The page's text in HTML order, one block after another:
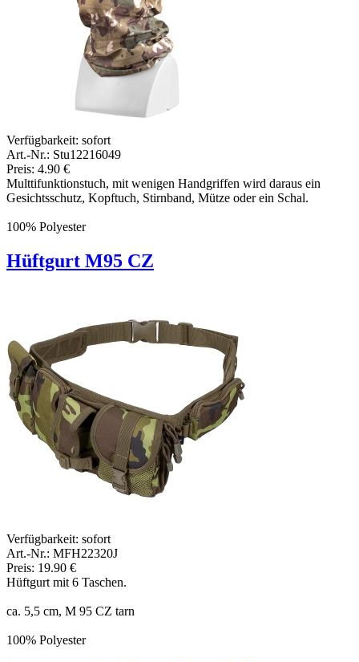
Verfügbarkeit: sofort
Art.-Nr.: Stu12216049
Preis: 4.90 €
Multtifunktionstuch, mit wenigen Handgriffen wird daraus ein
Gesichtsschutz, Kopftuch, Stirnband, Mütze oder ein Schal.
100% Polyester
Hüftgurt M95 CZ
Verfügbarkeit: sofort
Art.-Nr.: MFH22320J
Preis: 19.90 €
Hüftgurt mit 6 Taschen.
ca. 5,5 cm, M 95 CZ tarn
100% Polyester